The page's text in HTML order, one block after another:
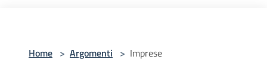
Home > Argomenti > Imprese